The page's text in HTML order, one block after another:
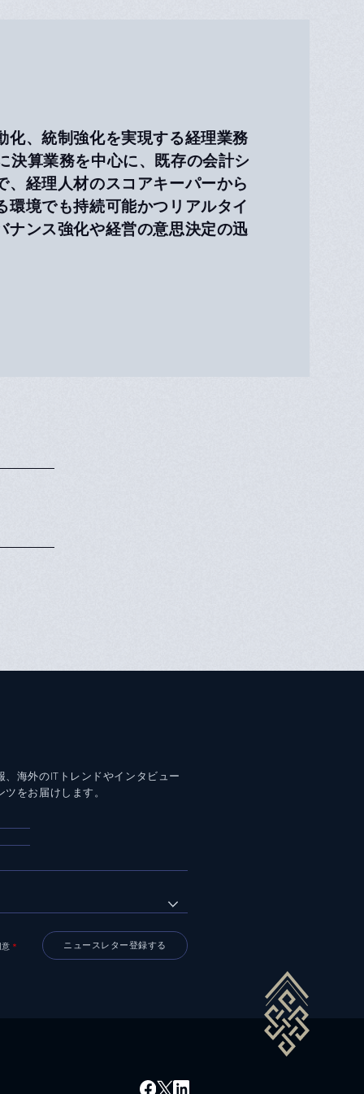
化、統制強化を実現する経理業務
決算業務を中心に、既存の会計シ
経理人材のスコアキーパーから
境でも持続可能かつリアルタイ
ナンス強化や経営の意思決定の迅
、海外のITトレンドやインタビュー
をお届けします。
＊